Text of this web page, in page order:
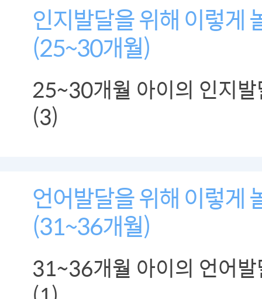
인지발달을 위해 이렇게
(25~30개월)
25~30개월 아이의 인지
(3)
언어발달을 위해 이렇게
(31~36개월)
31~36개월 아이의 언어